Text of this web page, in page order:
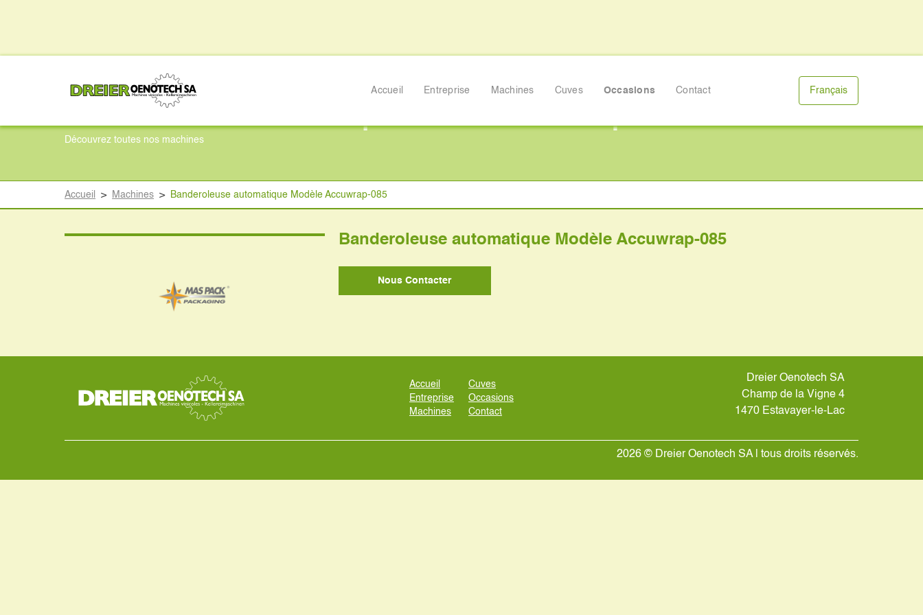
Accueil Entreprise Machines Cuves Occasions Contact Français
Découvrez toutes nos machines
Accueil > Machines > Banderoleuse automatique Modèle Accuwrap-085
Banderoleuse automatique Modèle Accuwrap-085
Nous Contacter
Accueil
Entreprise
Machines
Cuves
Occasions
Contact
Dreier Oenotech SA
Champ de la Vigne 4
1470 Estavayer-le-Lac
2026 © Dreier Oenotech SA | tous droits réservés.